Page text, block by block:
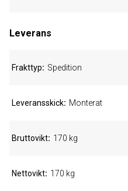
Leverans
Frakttyp Spedition
Leveransskick Monterat
Bruttovikt 170 kg
Nettovikt 170 kg